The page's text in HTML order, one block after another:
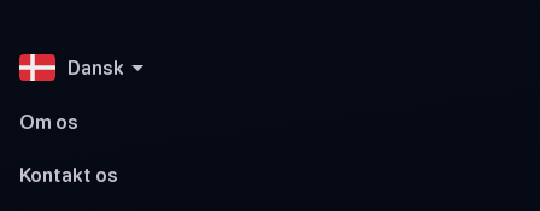
Dansk
Om os
Kontakt os